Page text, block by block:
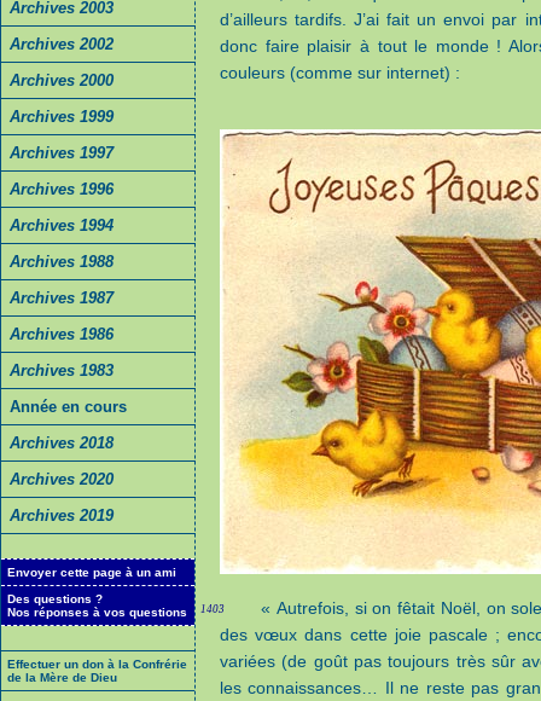
Archives 2003
Archives 2002
Archives 2000
Archives 1999
Archives 1997
Archives 1996
Archives 1994
Archives 1988
Archives 1987
Archives 1986
Archives 1983
Année en cours
Archives 2018
Archives 2020
Archives 2019
Envoyer cette page à un ami
Des questions ?
Nos réponses à vos questions
Effectuer un don à la Confrérie
de la Mère de Dieu
d’ailleurs tardifs. J’ai fait un envoi par
donc faire plaisir à tout le monde !
couleurs (comme sur internet) :
1403
« Autrefois, si on fêtait Noël, on
des vœux dans cette joie pascale ;
variées (de goût pas toujours très sûr
les connaissances… Il ne reste pas